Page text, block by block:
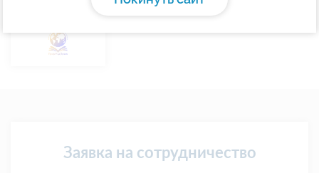
Заявка на сотрудничество